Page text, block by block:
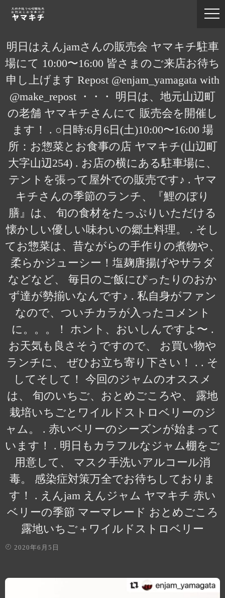
明日はえんjamさんの販売会 ヤマキチ駐車
場にて 10:00〜16:00 皆さまのご来店お待ち
申し上げます Repost @enjam_yamagata with
@make_repost ・・・ 明日は、地元山辺町
の老舗 ヤマキチさんにて 販売会を開催し
ます！ . ○日時:6月6日(土)10:00〜16:00 場
所：お惣菜とお食事の店 ヤマキチ(山辺町
大字山辺254) . お店の横にある駐車場に、
テントを張って屋外での販売です♪ . ヤマ
キチさんの季節のランチ、『鯉のぼり
膳』は、 旬の食材をたっぷりいただける
懐かしい優しい味わいの郷土料理。 . そし
てお惣菜は、昔ながらの手作りの煮物や、
柔らかジューシー！塩麹唐揚げやサラダ
などなど、 毎日のご飯にぴったりのおか
ず達が勢揃いなんです♪ . 私自身がファン
なので、ついチカラが入ったコメント
に。。。！ ホント、おいしんですよ〜 .
お天気も良さそうですので、 お買い物や
ランチに、 ぜひお立ち寄り下さい！ . . そ
してそして！ 今回のジャムのオススメ
は、 旬のいちご、おとめごころや、 露地
栽培いちごとワイルドストロベリーのジ
ャム。 . 赤いベリーのシーズンが始まって
います！ . 明日もカラフルなジャム棚をご
用意して、 マスク手洗いアルコール消
毒。 感染症対策万全でお待ちしておりま
す！ . えんjam えんジャム ヤマキチ 赤い
ベリーの季節 マーマレード おとめごころ
露地いちご＋ワイルドストロベリー
2020年6月5日